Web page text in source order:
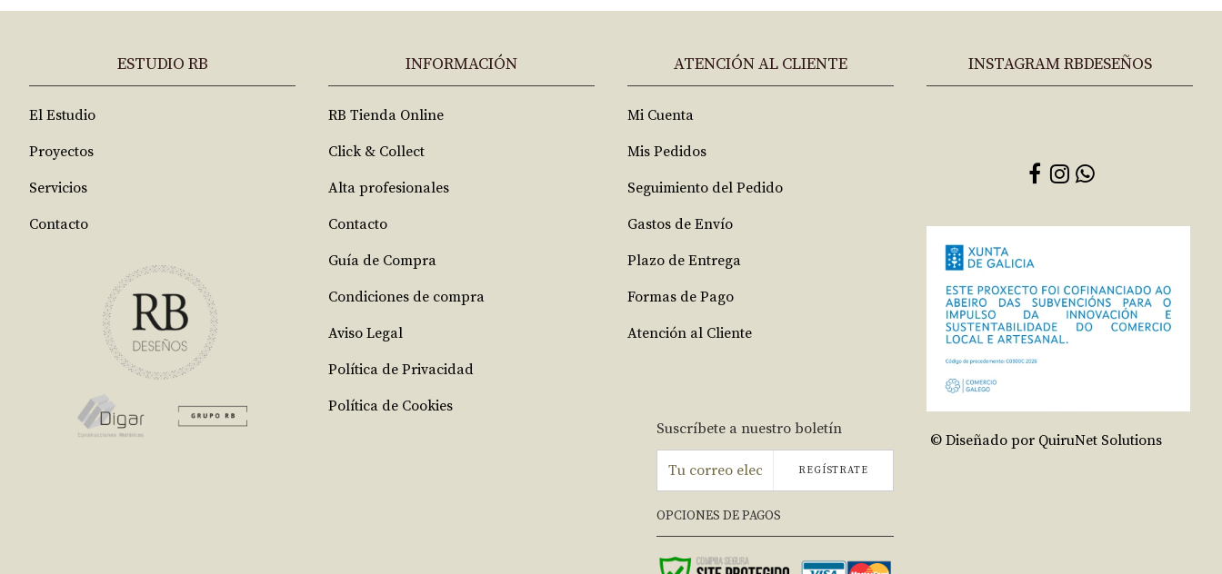
ESTUDIO RB
El Estudio
Proyectos
Servicios
Contacto
INFORMACIÓN
RB Tienda Online
Click & Collect
Alta profesionales
Contacto
Guía de Compra
Condiciones de compra
Aviso Legal
Política de Privacidad
Política de Cookies
ATENCIÓN AL CLIENTE
Mi Cuenta
Mis Pedidos
Seguimiento del Pedido
Gastos de Envío
Plazo de Entrega
Formas de Pago
Atención al Cliente
Suscríbete a nuestro boletín
REGÍSTRATE
OPCIONES DE PAGOS
INSTAGRAM RBDESEÑOS
© Diseñado por QuiruNet Solutions